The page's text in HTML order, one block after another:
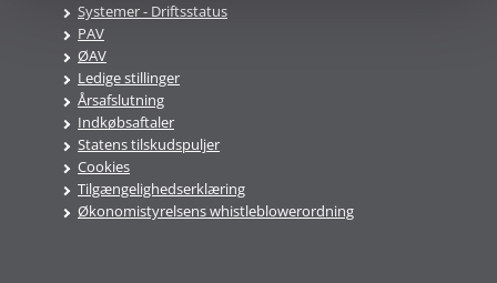
Systemer - Driftsstatus
PAV
ØAV
Ledige stillinger
Årsafslutning
Indkøbsaftaler
Statens tilskudspuljer
Cookies
Tilgængelighedserklæring
Økonomistyrelsens whistleblowerordning